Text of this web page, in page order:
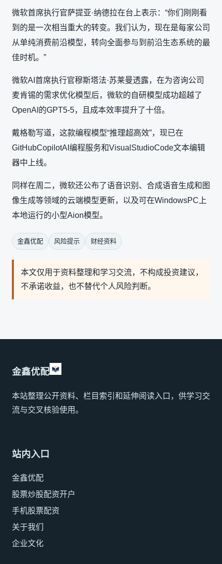
微软首席执行官萨提亚·纳德拉在台上表示：“你们刚刚看
到的是一次相当重大的转变。我们认为，现在是每家公司
从单纯消费前沿模型，转向全面参与到前沿生态系统的最
佳时机。”
微软AI首席执行官穆斯塔法·苏莱曼透露，在为咨询公司
麦肯锡的需求优化模型后，微软的自研模型成功超越了
OpenAI的GPT5-5，且成本效率提升了十倍。
戴格勒写道，这款编程模型“推理超高效”，现已在
GitHubCopilotAI编程服务和VisualStudioCode文本编辑
器中上线。
同样在周二，微软还公布了语音识别、合成语音生成和图
像生成等领域的云端模型更新，以及可在WindowsPC上
本地运行的小型Aion模型。
金鑫优配 风险提示 财经资料
本文仅用于资料整理和学习交流，不构成投资建议，
不承诺收益，也不替代个人风险判断。
金鑫优配
本站整理公开资料、栏目索引和延伸阅读入口，供学习交
流与交叉核验使用。
站内入口
金鑫优配
股票炒股配资开户
手机股票配资
关于我们
企业文化